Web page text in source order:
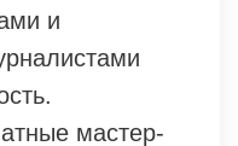
и
мастер-